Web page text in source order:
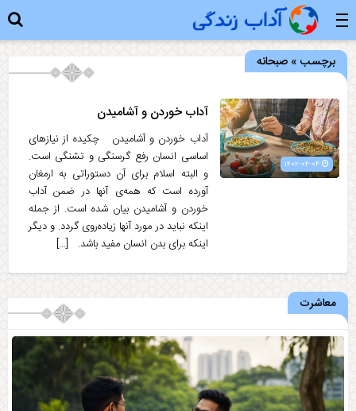
برچسب » صبحانه
آداب خوردن و آشامیدن
آداب خوردن و آشامیدن چکیده از نیازهای
اساسی انسان رفع گرسنگی و تشنگی است.
و البته اسلام برای آن دستوراتی به ارمغان
آورده است که همه‌ی آنها در ضمن آداب
خوردن و آشامیدن بیان شده است. از جمله
اینکه نباید در مورد آنها زیاده‌روی گردد. و دیگر
اینکه برای بدن انسان مفید باشد. […]
معاشرت